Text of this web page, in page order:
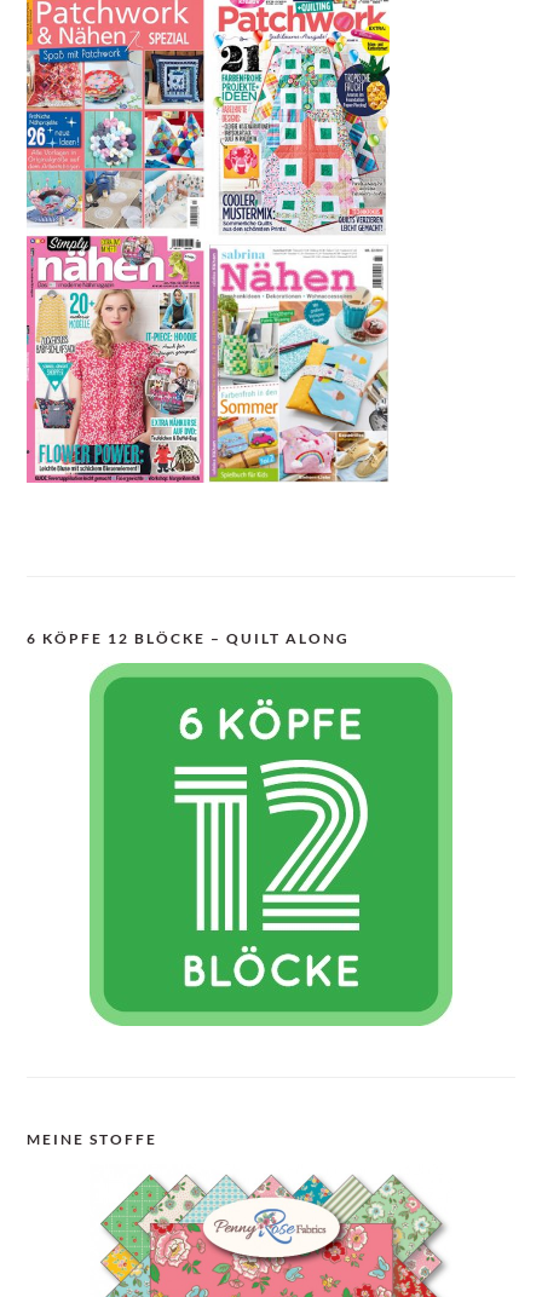
6 KÖPFE 12 BLÖCKE – QUILT ALONG
MEINE STOFFE